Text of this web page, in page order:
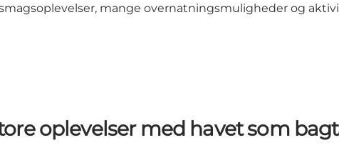
mange overnatningsmuligheder og
oplevelser med havet som